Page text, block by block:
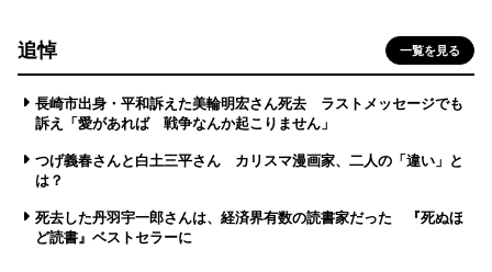
追悼 一覧を見る
長崎市出身・平和訴えた美輪明宏さん死去 ラストメッセージでも
訴え「愛があれば 戦争なんか起こりません」
つげ義春さんと白土三平さん カリスマ漫画家、二人の「違い」と
は？
死去した丹羽宇一郎さんは、経済界有数の読書家だった 『死ぬほ
ど読書』ベストセラーに